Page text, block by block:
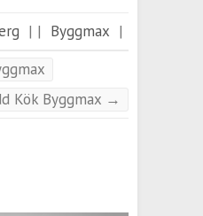
| | Byggmax |
Kök Byggmax →